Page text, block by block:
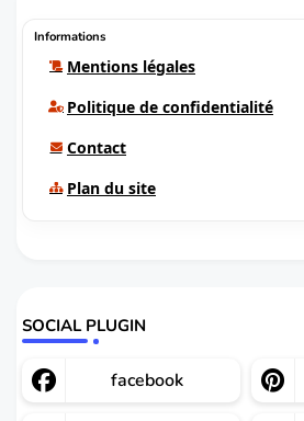
Informations
Mentions légales
Politique de confidentialité
Contact
Plan du site
SOCIAL PLUGIN
facebook